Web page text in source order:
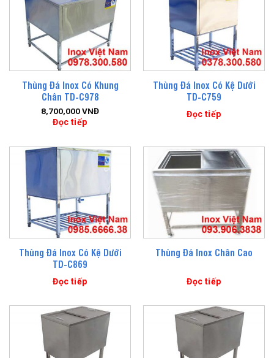
Thùng Đá Inox Có Khung
Chân TD-C978
8,700,000VNĐ
Đọc tiếp
Thùng Đá Inox Có Kệ Dưới
TD-C759
Đọc tiếp
Thùng Đá Inox Có Kệ Dưới
TD-C869
Đọc tiếp
Thùng Đá Inox Chân Cao
Đọc tiếp